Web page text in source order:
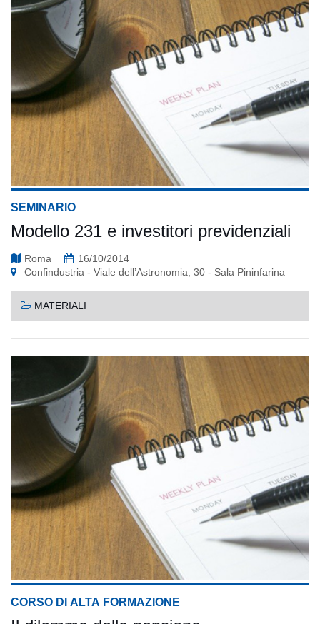
SEMINARIO
Modello 231 e investitori previdenziali
Roma
16/10/2014
Confindustria - Viale dell’Astronomia, 30 - Sala Pininfarina
MATERIALI
CORSO DI ALTA FORMAZIONE